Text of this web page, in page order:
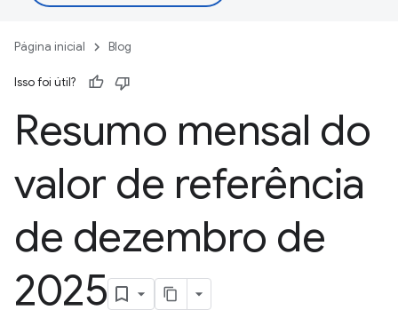
Página inicial Blog
Isso foi útil?
Resumo mensal do
valor de referência
de dezembro de
2025